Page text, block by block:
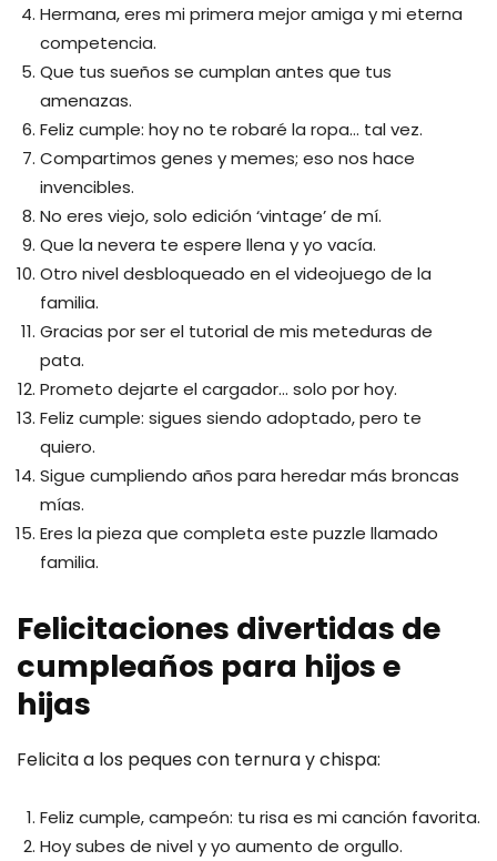
Hermana, eres mi primera mejor amiga y mi eterna
competencia.
Que tus sueños se cumplan antes que tus
amenazas.
Feliz cumple: hoy no te robaré la ropa… tal vez.
Compartimos genes y memes; eso nos hace
invencibles.
No eres viejo, solo edición ‘vintage’ de mí.
Que la nevera te espere llena y yo vacía.
Otro nivel desbloqueado en el videojuego de la
familia.
Gracias por ser el tutorial de mis meteduras de
pata.
Prometo dejarte el cargador… solo por hoy.
Feliz cumple: sigues siendo adoptado, pero te
quiero.
Sigue cumpliendo años para heredar más broncas
mías.
Eres la pieza que completa este puzzle llamado
familia.
Felicitaciones divertidas de
cumpleaños para hijos e
hijas
Felicita a los peques con ternura y chispa:
Feliz cumple, campeón: tu risa es mi canción favorita.
Hoy subes de nivel y yo aumento de orgullo.